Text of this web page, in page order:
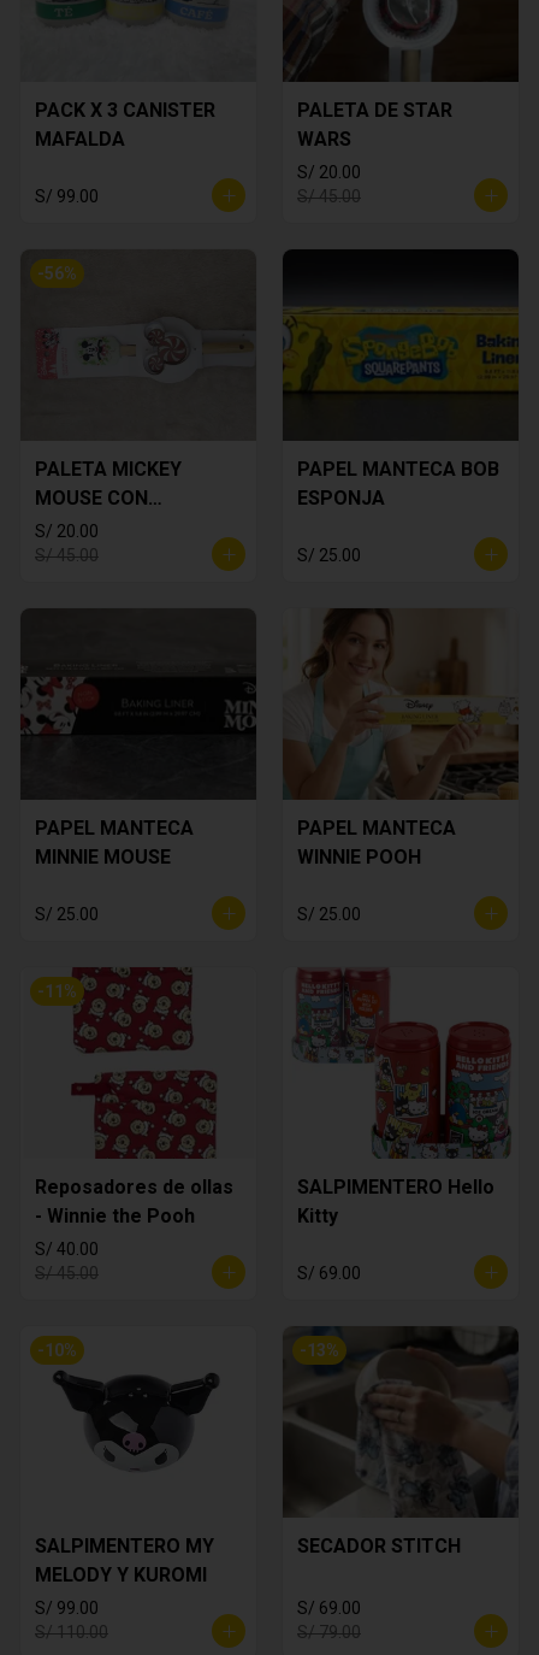
PACK X 3 CANISTER
MAFALDA
S/ 99.00
PALETA DE STAR
WARS
S/ 20.00
S/ 45.00
-56%
PALETA MICKEY
MOUSE CON
CORTADOR DE
GALLETA
S/ 20.00
S/ 45.00
PAPEL MANTECA BOB
ESPONJA
S/ 25.00
PAPEL MANTECA
MINNIE MOUSE
S/ 25.00
PAPEL MANTECA
WINNIE POOH
S/ 25.00
-11 %
Reposadores de ollas
- Winnie the Pooh
S/ 40.00
S/ 45.00
SALPIMENTERO Hello
Kitty
S/ 69.00
-10%
SALPIMENTERO MY
MELODY Y KUROMI
S/ 99.00
S/ 110.00
-13%
SECADOR STITCH
S/ 69.00
S/ 79.00